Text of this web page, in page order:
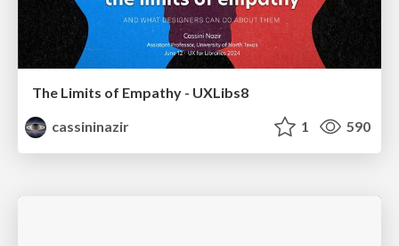
The Limits of Empathy - UXLibs8
cassininazir
1 590